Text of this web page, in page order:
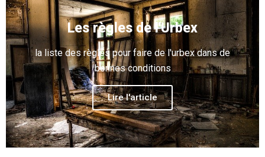
Les règles de l'Urbex
la liste des règles pour faire de l'urbex dans de
bonnes conditions
Lire l'article